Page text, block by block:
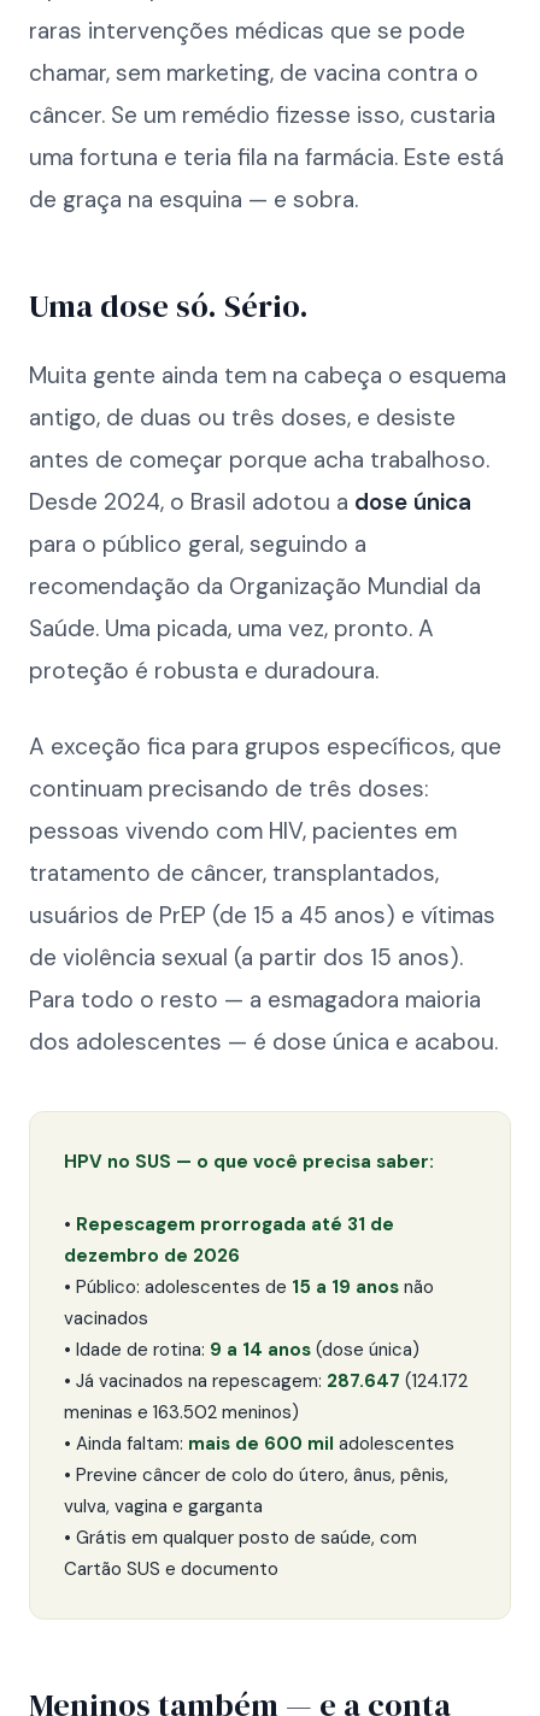
raras intervenções médicas que se pode
chamar, sem marketing, de vacina contra o
câncer. Se um remédio fizesse isso, custaria
uma fortuna e teria fila na farmácia. Este está
de graça na esquina — e sobra.
Uma dose só. Sério.
Muita gente ainda tem na cabeça o esquema
antigo, de duas ou três doses, e desiste
antes de começar porque acha trabalhoso.
Desde 2024, o Brasil adotou a dose única
para o público geral, seguindo a
recomendação da Organização Mundial da
Saúde. Uma picada, uma vez, pronto. A
proteção é robusta e duradoura.
A exceção fica para grupos específicos, que
continuam precisando de três doses:
pessoas vivendo com HIV, pacientes em
tratamento de câncer, transplantados,
usuários de PrEP (de 15 a 45 anos) e vítimas
de violência sexual (a partir dos 15 anos).
Para todo o resto — a esmagadora maioria
dos adolescentes — é dose única e acabou.
HPV no SUS — o que você precisa saber:
• Repescagem prorrogada até 31 de
dezembro de 2026
• Público: adolescentes de 15 a 19 anos não
vacinados
• Idade de rotina: 9 a 14 anos (dose única)
• Já vacinados na repescagem: 287.647 (124.172
meninas e 163.502 meninos)
• Ainda faltam: mais de 600 mil adolescentes
• Previne câncer de colo do útero, ânus, pênis,
vulva, vagina e garganta
• Grátis em qualquer posto de saúde, com
Cartão SUS e documento
Meninos também — e a conta